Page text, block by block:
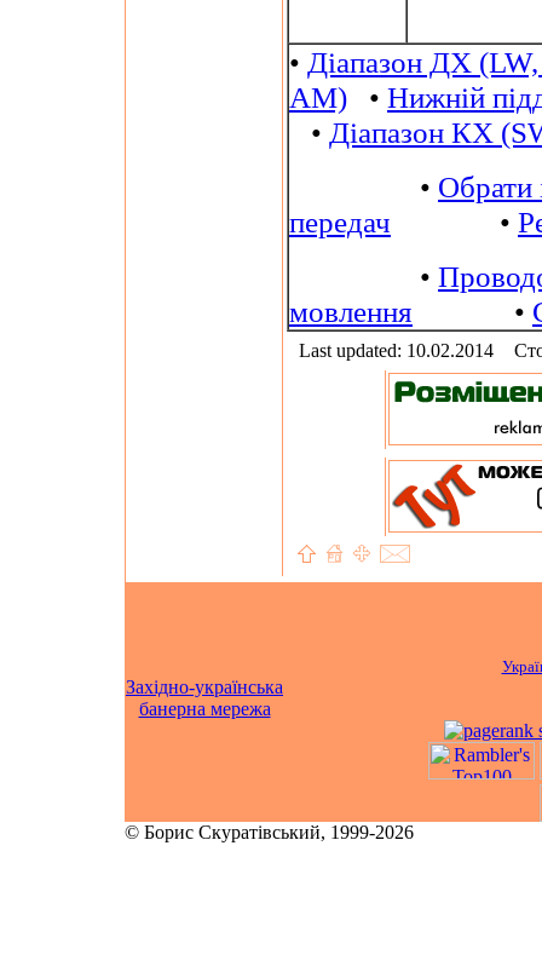
• Діапазон ДХ
AM) • Нижній
• Діапазон КХ
• Обрати
передач •
•
мовлення •
Last updated: 10.02.2014
Західно-українська
банерна мережа
© Борис Скуратівський, 1999-2026